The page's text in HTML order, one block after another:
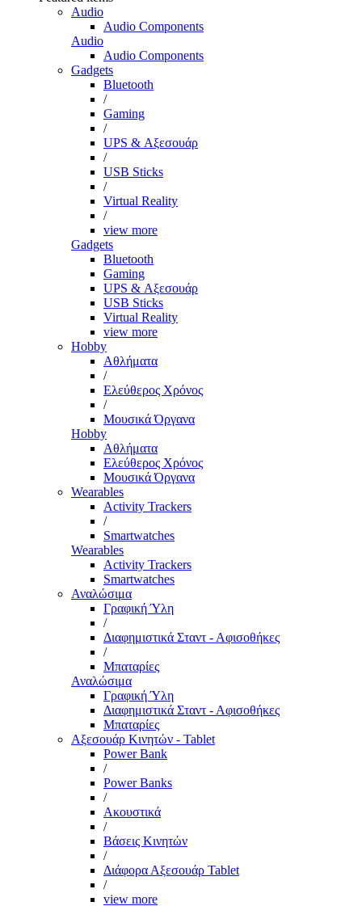
Audio
Audio Components
Audio
Audio Components
Gadgets
Bluetooth
/
Gaming
/
UPS & Αξεσουάρ
/
USB Sticks
/
Virtual Reality
/
view more
Gadgets
Bluetooth
Gaming
UPS & Αξεσουάρ
USB Sticks
Virtual Reality
view more
Hobby
Αθλήματα
/
Ελεύθερος Χρόνος
/
Μουσικά Όργανα
Hobby
Αθλήματα
Ελεύθερος Χρόνος
Μουσικά Όργανα
Wearables
Activity Trackers
/
Smartwatches
Wearables
Activity Trackers
Smartwatches
Αναλώσιμα
Γραφική Ύλη
/
Διαφημιστικά Σταντ - Αφισοθήκες
/
Μπαταρίες
Αναλώσιμα
Γραφική Ύλη
Διαφημιστικά Σταντ - Αφισοθήκες
Μπαταρίες
Αξεσουάρ Κινητών - Tablet
Power Bank
/
Power Banks
/
Ακουστικά
/
Βάσεις Κινητών
/
Διάφορα Αξεσουάρ Tablet
/
view more